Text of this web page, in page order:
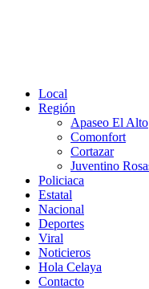
Menú
principal
Local
Región
Apaseo El Alto
Comonfort
Cortazar
Juventino
Policiaca
Estatal
Nacional
Deportes
Viral
Noticieros
Hola Celaya
Contacto